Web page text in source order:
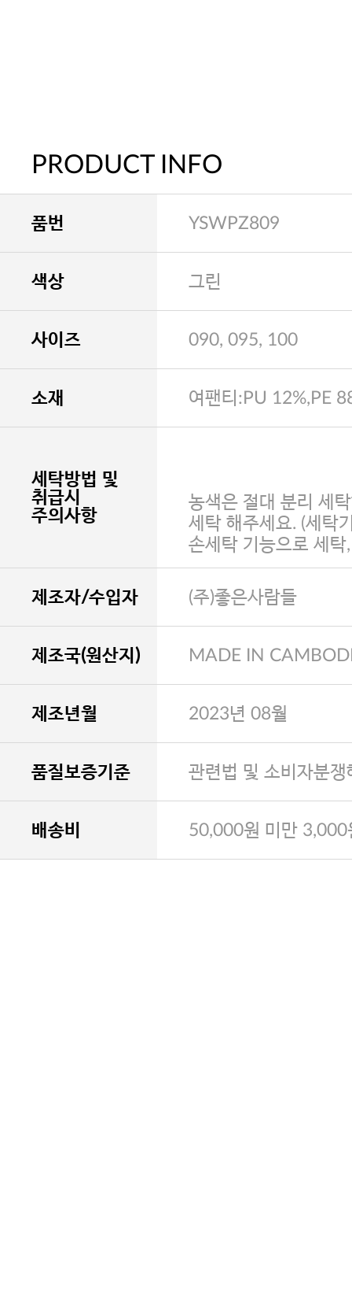
PRODUCT INFO
품번 YSWPZ809
색상 그린
사이즈 090, 095, 100
소재 여팬티:PU 12%,PE
세탁방법 및
취급시
주의사항
농색은 절대 분리 세
세탁 해주세요. (세탁
손세탁 기능으로 세탁
제조자/수입자 (주)좋은사람들
제조국(원산지) MADE IN
제조년월 2023년 08월
품질보증기준 관련법 및 소비자분
배송비 50,000원 미만 3,000